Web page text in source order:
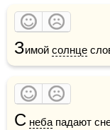
Зимой солнце
С неба падают